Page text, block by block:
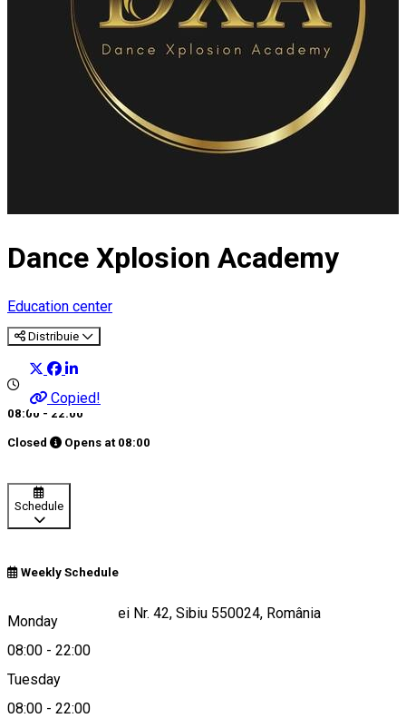
Dance Xplosion Academy
Education center
Distribuie
Copied!
08:00 - 22:00
Closed Opens at 08:00
Schedule
Weekly Schedule
Monday
08:00 - 22:00
Tuesday
08:00 - 22:00
Bulevardul Victoriei Nr. 42, Sibiu 550024, România
Map